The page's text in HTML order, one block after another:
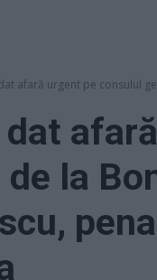
afară urgent pe consulul
la